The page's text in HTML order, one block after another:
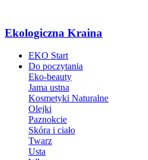
Ekologiczna Kraina
EKO Start
Do poczytania
Eko-beauty
Jama ustna
Kosmetyki Naturalne
Olejki
Paznokcie
Skóra i ciało
Twarz
Usta